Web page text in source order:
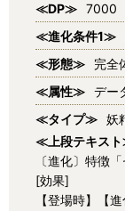
≪DP≫ 7000
≪進化条件1≫
≪形態≫
完全
≪属性≫ デー
≪タイプ≫ 妖
≪上段テキス
〔進化〕特徴
[効果]
【登場時】【